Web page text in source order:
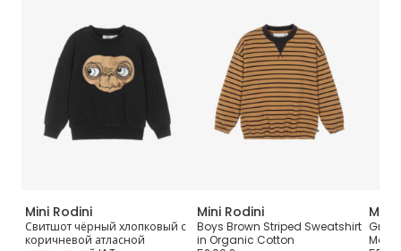
Mini Rodini
Свитшот чёрный хлопковый с
коричневой атласной
Mini Rodini
Boys Brown Striped Sweatshirt
in Organic Cotton
Mini
Grey
Motif